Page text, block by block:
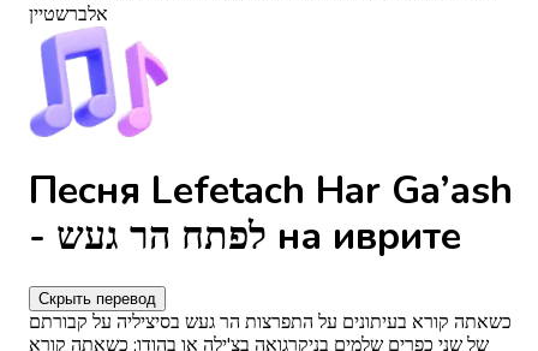
אלברשטיין
Песня Lefetach Har Ga’ash
- לפתח הר געש на иврите
Скрыть перевод
כשאתה קורא בעיתונים על התפרצות הר געש בסיציליה על קבורתם
של שני כפרים שלמים בניקרגואה בצ'ילה או בהודו; כשאתה קורא